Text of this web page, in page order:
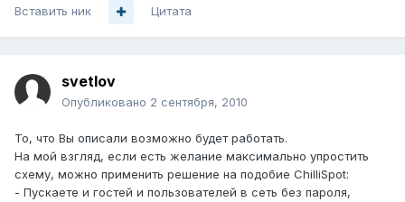
Вставить ник Цитата
svetlov
Опубликовано 2 сентября, 2010
То, что Вы описали возможно будет работать.
На мой взгляд, если есть желание максимально упростить
схему, можно применить решение на подобие ChilliSpot:
- Пускаете и гостей и пользователей в сеть без пароля,